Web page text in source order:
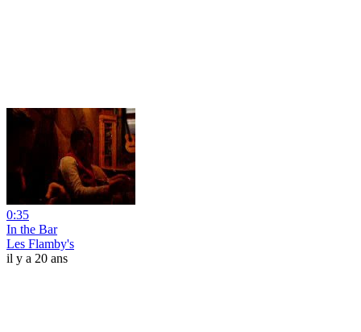
0:35
In the Bar
Les Flamby's
il y a 20 ans